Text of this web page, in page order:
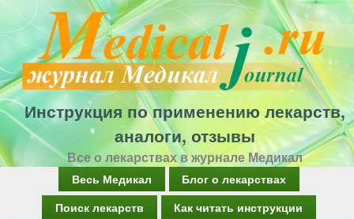
Перейти
к
основному
содержанию
Инструкция по применению лекарств,
аналоги, отзывы
Все о лекарствах в журнале Медикал
Весь Медикал
Блог о лекарствах
Поиск лекарств
Как читать инструкции